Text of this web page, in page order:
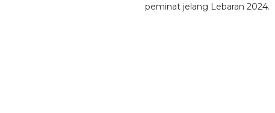
peminat jelang Lebaran 2024.